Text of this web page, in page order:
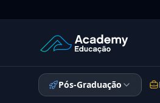
Academy Educação —
Pós-Graduação